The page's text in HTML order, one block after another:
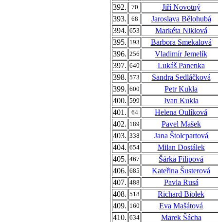
392.
70
Jiří Novotný
393.
68
Jaroslava Bělohubá
394. 653
Markéta Niklová
395. 193
Barbora Smekalová
396. 256
Vladimír Jemelík
397. 640
Lukáš Panenka
398. 573
Sandra Sedláčková
399. 600
Petr Kukla
400. 599
Ivan Kukla
401.
64
Helena Oulíková
402. 189
Pavel Mašek
403. 338
Jana Štolcpartová
404. 654
Milan Dostálek
405. 467
Šárka Filipová
406. 685
Kateřina Šusterová
407. 488
Pavla Rusá
408. 518
Richard Biolek
409. 160
Eva Mašátová
410. 634
Marek Šácha